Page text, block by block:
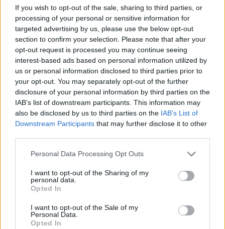
If you wish to opt-out of the sale, sharing to third parties, or
processing of your personal or sensitive information for
targeted advertising by us, please use the below opt-out
section to confirm your selection. Please note that after your
opt-out request is processed you may continue seeing
interest-based ads based on personal information utilized by
us or personal information disclosed to third parties prior to
your opt-out. You may separately opt-out of the further
disclosure of your personal information by third parties on the
IAB’s list of downstream participants. This information may
also be disclosed by us to third parties on the IAB’s List of
Downstream Participants that may further disclose it to other
Personal Data Processing Opt Outs
I want to opt-out of the Sharing of my
personal data.
Opted In
I want to opt-out of the Sale of my
Personal Data.
Opted In
Repères visuels
Afficher la carte